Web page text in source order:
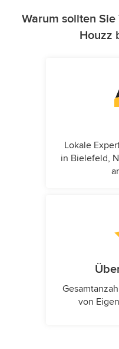
Warum sollten
Houzz
Lokale
in Bielefeld,
von